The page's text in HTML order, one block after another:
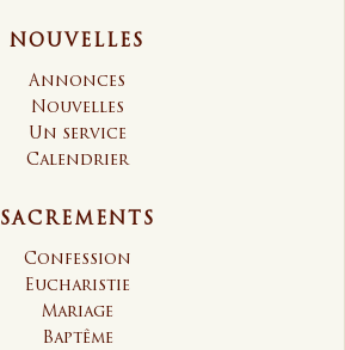
NOUVELLES
Annonces
Nouvelles
Un service
Calendrier
SACREMENTS
Confession
Eucharistie
Mariage
Baptême